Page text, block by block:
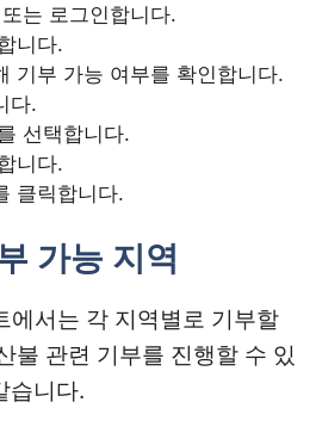
는 로그인합니다.
니다.
기부 가능 여부를 확인합니다.
다.
선택합니다.
니다.
클릭합니다.
가능 지역
에서는 각 지역별로 기부할
불 관련 기부를 진행할 수 있
습니다.